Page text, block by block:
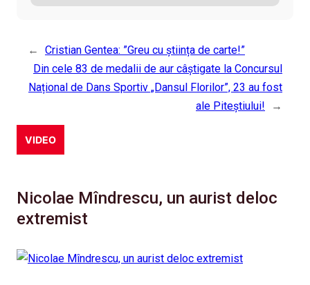
←
Cristian Gentea: ”Greu cu știința de carte!”
Din cele 83 de medalii de aur câștigate la Concursul
Național de Dans Sportiv „Dansul Florilor”, 23 au fost
ale Piteștiului!
→
VIDEO
Nicolae Mîndrescu, un aurist deloc
extremist